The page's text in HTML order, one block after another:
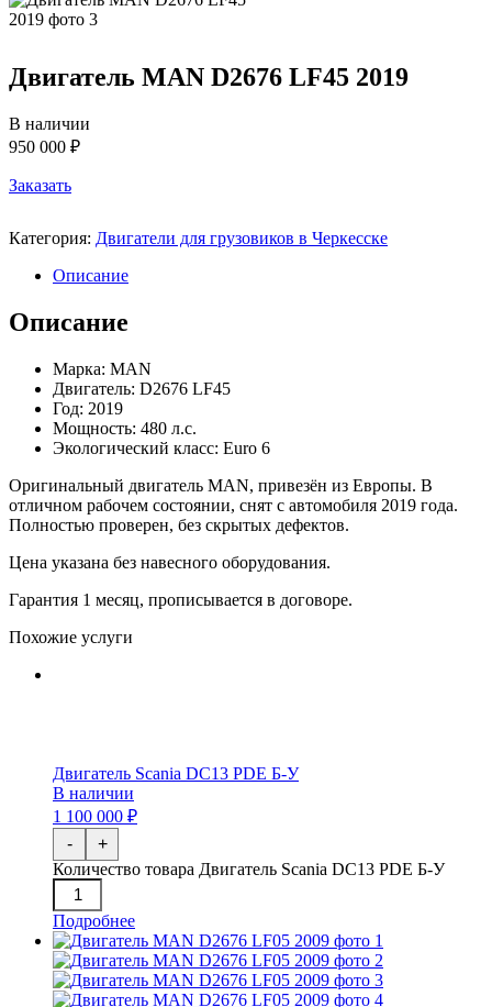
Двигатель MAN D2676 LF45 2019
В наличии
950 000 ₽
Заказать
Категория: Двигатели для грузовиков в Черкесске
Описание
Описание
Марка: MAN
Двигатель: D2676 LF45
Год: 2019
Мощность: 480 л.с.
Экологический класс: Euro 6
Оригинальный двигатель MAN, привезён из Европы. В
отличном рабочем состоянии, снят с автомобиля 2019 года.
Полностью проверен, без скрытых дефектов.
Цена указана без навесного оборудования.
Гарантия 1 месяц, прописывается в договоре.
Похожие услуги
Двигатель Scania DC13 PDE Б-У
В наличии
1 100 000 ₽
-
Количество товара Двигатель Scania DC13 PDE Б-У
+
Подробнее